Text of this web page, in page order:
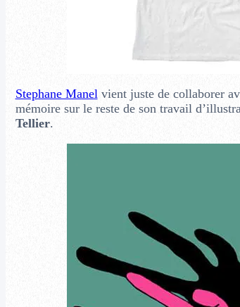
Stephane Manel vient juste de collaborer
mémoire sur le reste de son travail
Tellier.